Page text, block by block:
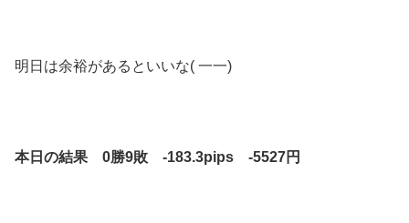
明日は余裕があるといいな( 一一)
本日の結果 0勝9敗 -183.3pips -5527円